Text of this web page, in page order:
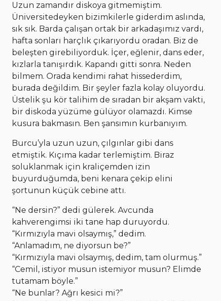
Uzun zamandır diskoya gitmemiştim.
Üniversitedeyken bizimkilerle giderdim aslında,
sık sık. Barda çalışan ortak bir arkadaşımız vardı,
hafta sonları harçlık çıkarıyordu oradan. Biz de
beleşten girebiliyorduk. İçer, eğlenir, dans eder,
kızlarla tanışırdık. Kapandı gitti sonra. Neden
bilmem. Orada kendimi rahat hissederdim,
burada değildim. Bir şeyler fazla kolay oluyordu.
Üstelik şu kör talihim de sıradan bir akşam vakti,
bir diskoda yüzüme gülüyor olamazdı. Kimse
kusura bakmasın. Ben şansımın kurbanıyım.
Burcu’yla uzun uzun, çılgınlar gibi dans
etmiştik. Kıçıma kadar terlemiştim. Biraz
soluklanmak için kraliçemden izin
buyurduğumda, beni kenara çekip elini
şortunun küçük cebine attı.
“Ne dersin?” dedi gülerek. Avcunda
kahverengimsi iki tane hap duruyordu.
“Kırmızıyla mavi olsaymış,” dedim.
“Anlamadım, ne diyorsun be?”
“Kırmızıyla mavi olsaymış, dedim, tam olurmuş.”
“Cemil, istiyor musun istemiyor musun? Elimde
tutamam böyle.”
“Ne bunlar? Ağrı kesici mi?”